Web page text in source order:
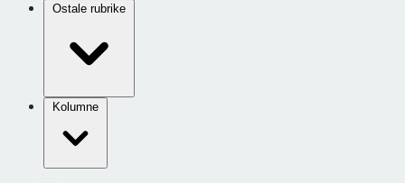
Ostale rubrike
Kolumne